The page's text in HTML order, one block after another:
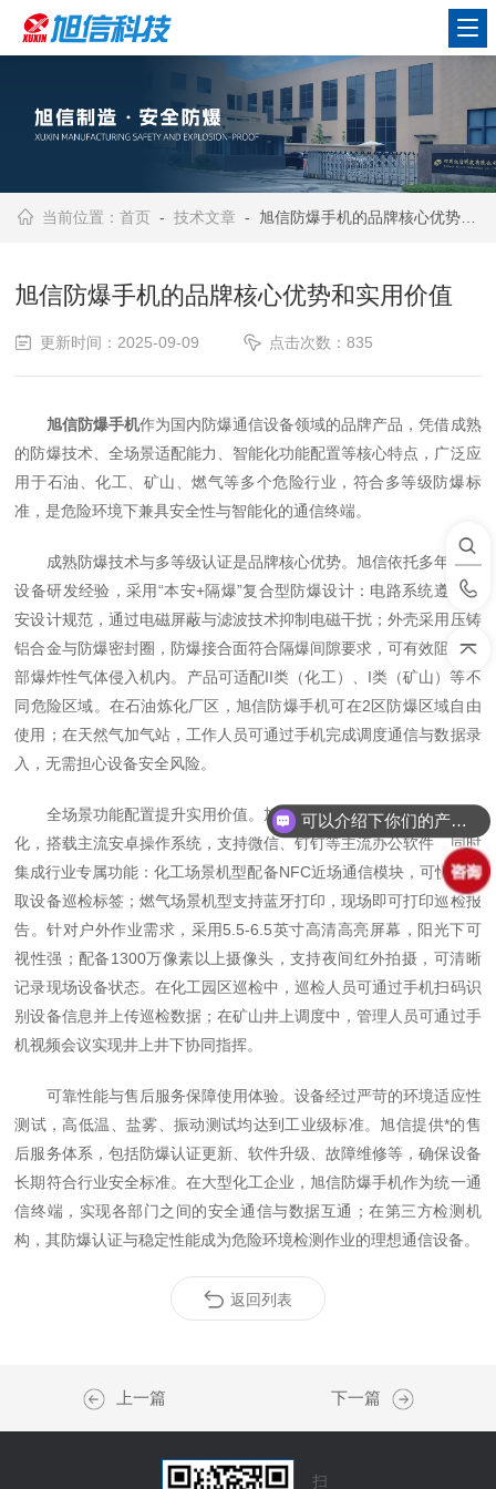
当前位置：首页 -技术文章 - 旭信防爆手机的品牌核心优势和实用价值
旭信防爆手机的品牌核心优势和实用价值
更新时间：2025-09-09 点击次数：835
旭信防爆手机作为国内防爆通信设备领域的品牌产品，凭借成熟
的防爆技术、全场景适配能力、智能化功能配置等核心特点，广泛应
用于石油、化工、矿山、燃气等多个危险行业，符合多等级防爆标
准，是危险环境下兼具安全性与智能化的通信终端。​
成熟防爆技术与多等级认证是品牌核心优势。旭信依托多年防爆
设备研发经验，采用“本安+隔爆”复合型防爆设计：电路系统遵循本
安设计规范，通过电磁屏蔽与滤波技术抑制电磁干扰；外壳采用压铸
铝合金与防爆密封圈，防爆接合面符合隔爆间隙要求，可有效阻止外
部爆炸性气体侵入机内。产品可适配II类（化工）、I类（矿山）等不
同危险区域。在石油炼化厂区，旭信防爆手机可在2区防爆区域自由
使用；在天然气加气站，工作人员可通过手机完成调度通信与数据录
入，无需担心设备安全风险。​
全场景功能配置提升实用价值。旭信防爆手机兼顾安全性与智能
化，搭载主流安卓操作系统，支持微信、钉钉等主流办公软件，同时
集成行业专属功能：化工场景机型配备NFC近场通信模块，可快速读
取设备巡检标签；燃气场景机型支持蓝牙打印，现场即可打印巡检报
告。针对户外作业需求，采用5.5-6.5英寸高清高亮屏幕，阳光下可
视性强；配备1300万像素以上摄像头，支持夜间红外拍摄，可清晰
记录现场设备状态。在化工园区巡检中，巡检人员可通过手机扫码识
别设备信息并上传巡检数据；在矿山井上调度中，管理人员可通过手
机视频会议实现井上井下协同指挥。​
可靠性能与售后服务保障使用体验。设备经过严苛的环境适应性
测试，高低温、盐雾、振动测试均达到工业级标准。旭信提供*的售
后服务体系，包括防爆认证更新、软件升级、故障维修等，确保设备
长期符合行业安全标准。在大型化工企业，旭信防爆手机作为统一通
信终端，实现各部门之间的安全通信与数据互通；在第三方检测机
构，其防爆认证与稳定性能成为危险环境检测作业的理想通信设备。​
返回列表
上一篇 下一篇
扫
可以介绍下你们的产品么？